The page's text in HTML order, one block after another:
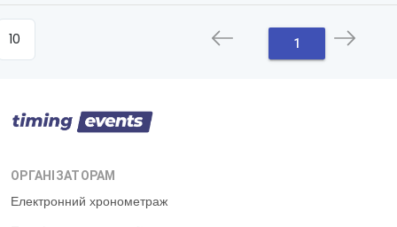
1
ОРГАНІЗАТОРАМ
Електронний хронометраж